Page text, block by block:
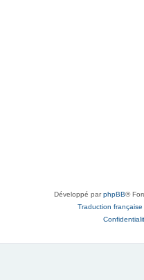
Développé parphpBB®
Traduction française